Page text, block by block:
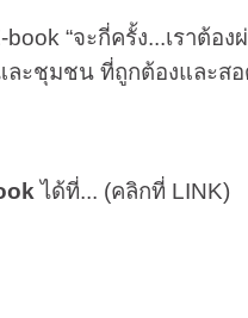
book “จะกี่ครั้ง...เราต้อ
ละชุมชน ที่ถูกต้องและส
ได้ที่... (คลิกที่ LINK)